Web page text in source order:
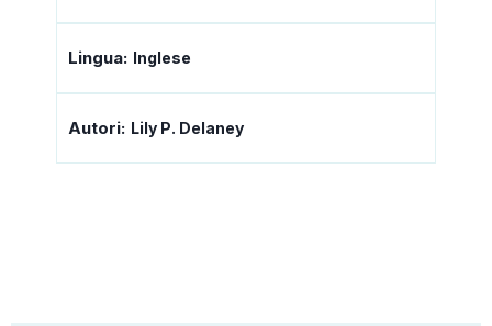
Lingua: Inglese
Autori: Lily P. Delaney